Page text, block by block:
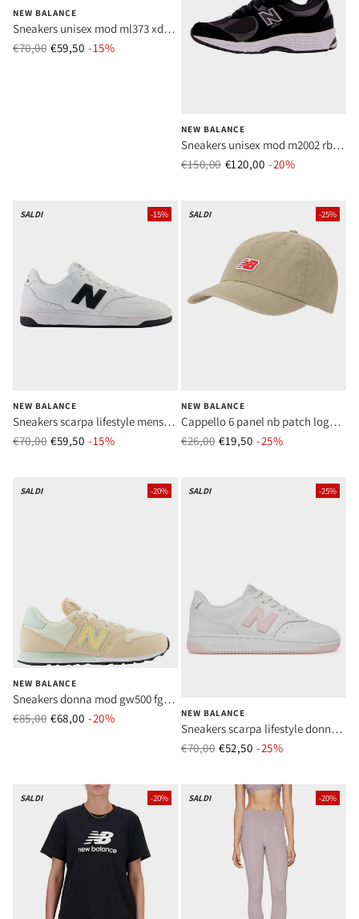
NEW BALANCE
Sneakers unisex mod ml373 xd2
verde
€59,50 -15%Prezzo di vendita
Prezzo normale
€70,00
NEW BALANCE
Sneakers unisex mod m2002 rbk
black
€120,00 -20%Prezzo di
Prezzo normale
€150,00
-15%
SALDI
NEW BALANCE
Sneakers scarpa lifestyle mens
synthetic/textile whit unisex mod
€59,50 -15%Prezzo di vendita
Prezzo normale
€70,00
-25%
SALDI
NEW BALANCE
Cappello 6 panel nb patch logo
hat stoneware unisex mod
€19,50 -25%Prezzo di
Prezzo normale
€26,00
-20%
SALDI
NEW BALANCE
Sneakers donna mod gw500 fg2
cipria €68,00 -20%Prezzo di vendita
Prezzo normale
€85,00
-25%
SALDI
NEW BALANCE
Sneakers scarpa lifestyle donna
tier 4 syntheticnylo donna mod
€52,50 -25%Prezzo di
Prezzo normale
€70,00
-20%
SALDI -20%
SALDI